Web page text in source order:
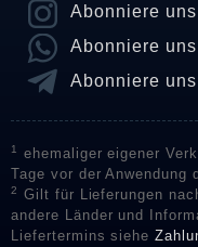
Abonniere
Abonniere
Abonniere
1
ehemaliger eigener
Tage vor der Anwendung
2
Gilt für Lieferungen
andere Länder und
Liefertermins siehe